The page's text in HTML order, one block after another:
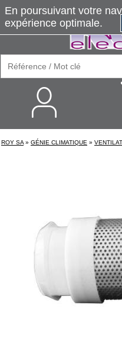
ROY SA » GÉNIE CLIMATIQUE »
En poursuivant votre
expérience optimale.